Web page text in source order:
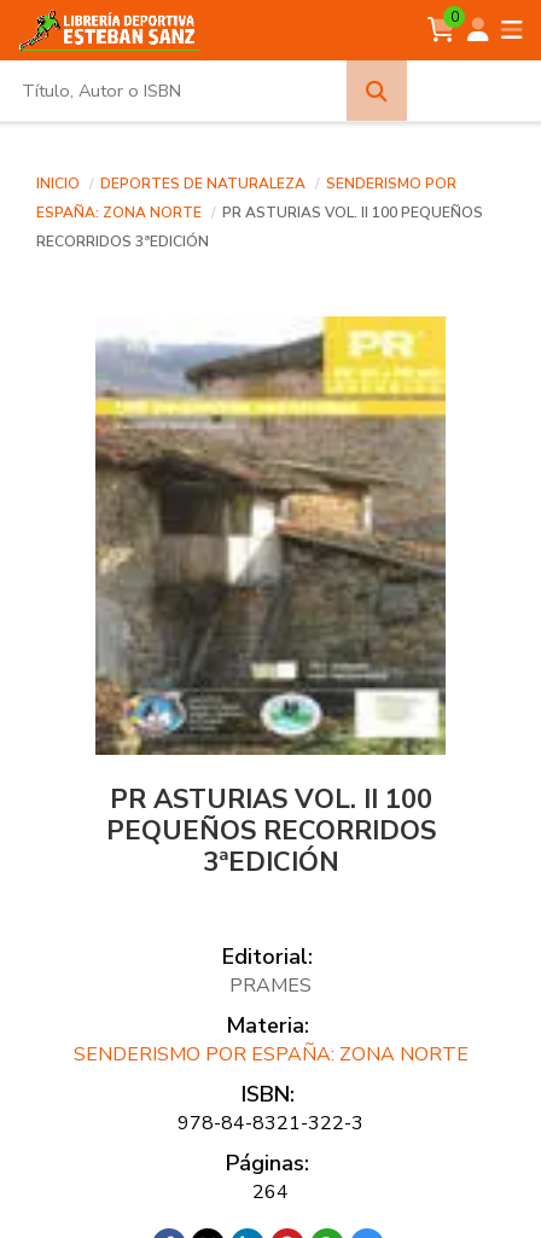
0
INICIO DEPORTES DE NATURALEZA
SENDERISMO POR
ESPAÑA: ZONA NORTE
PR ASTURIAS VOL. II 100 PEQUEÑOS
RECORRIDOS 3ªEDICIÓN
PR ASTURIAS VOL. II 100
PEQUEÑOS RECORRIDOS
3ªEDICIÓN
Editorial:
PRAMES
Materia:
SENDERISMO POR ESPAÑA: ZONA NORTE
ISBN:
978-84-8321-322-3
Páginas:
264